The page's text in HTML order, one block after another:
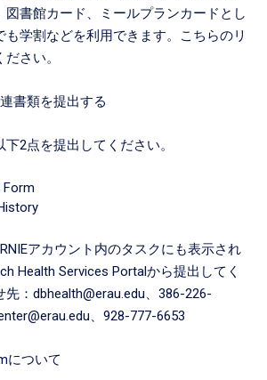
図書館カード、ミールプランカードとし
学割などを利用できます。こちらのリ
さい。
書類を提出する
2点を提出してください。
Form
アカウント内のタスクにも表示され
Health Services Portalから提出してく
：dbhealth@erau.edu、386-226-
、928-777-6653
について